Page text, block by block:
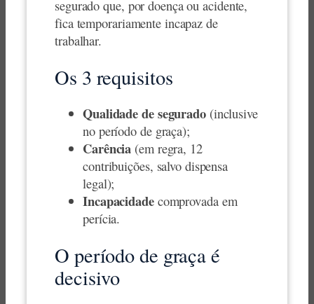
segurado que, por doença ou acidente,
fica temporariamente incapaz de
trabalhar.
Os 3 requisitos
Qualidade de segurado(inclusive
no período de graça);
Carência (em regra, 12
contribuições, salvo dispensa
legal);
Incapacidadecomprovada em
perícia.
O período de graça é
decisivo